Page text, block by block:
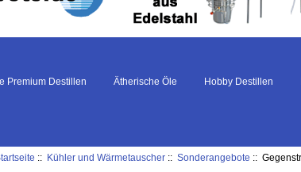
Premium Destillen Ätherische Öle Hobby Destillen
:: Kühler und Wärmetauscher ::Sonderangebote ::